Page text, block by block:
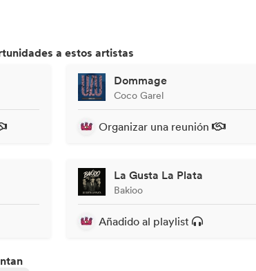
a estos artistas
Dommage
Coco Garel
Organizar una reunión
La Gusta La Plata
Bakioo
Añadido al playlist